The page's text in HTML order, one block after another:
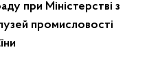
при Міністерстві з
промисловості